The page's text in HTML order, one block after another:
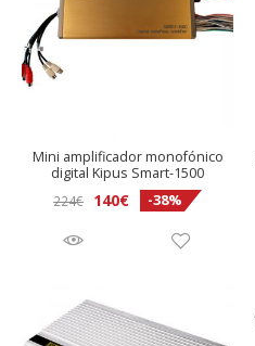
Mini amplificador monofónico
digital Kipus Smart-1500
224€
El
224€.
140€El
actual
-38%